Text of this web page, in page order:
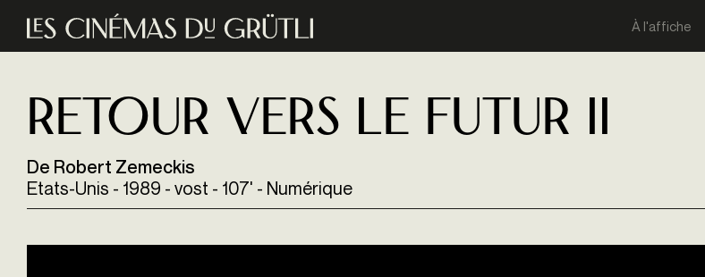
Aller au contenu principal
À l'affiche
Retour vers le futur II
De Robert Zemeckis
Etats-Unis - 1989 - vost - 107' - Numérique